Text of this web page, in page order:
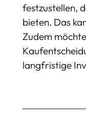
festzustellen,
bieten. Das
Zudem
langfristige